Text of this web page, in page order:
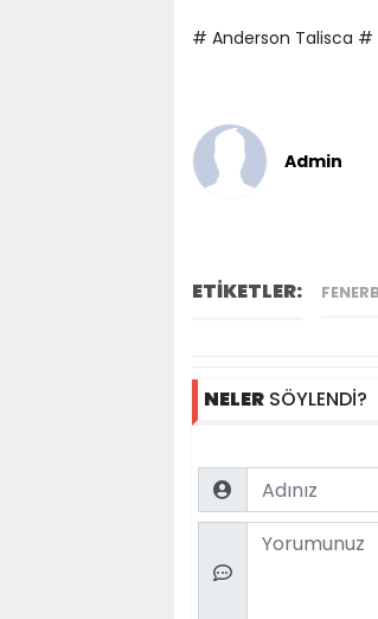
# Anderson Talisca #
Admin
ETİKETLER:
NELER SÖYLENDİ?
Name
Comment